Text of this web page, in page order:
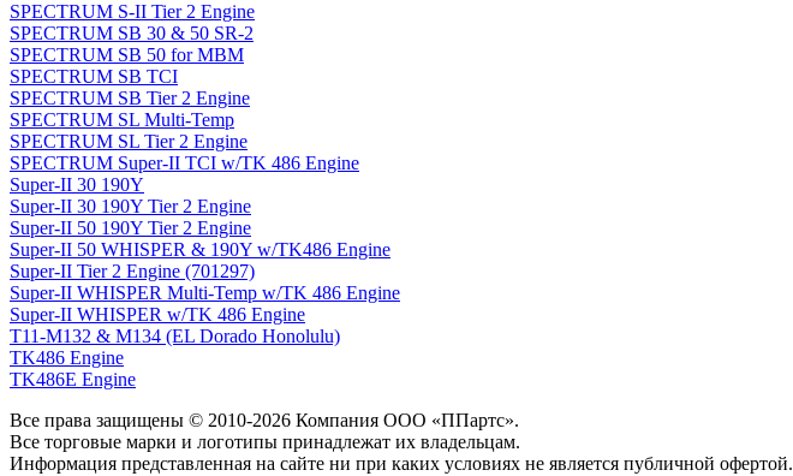
SPECTRUM S-II Tier 2 Engine
SPECTRUM SB 30 & 50 SR-2
SPECTRUM SB 50 for MBM
SPECTRUM SB TCI
SPECTRUM SB Tier 2 Engine
SPECTRUM SL Multi-Temp
SPECTRUM SL Tier 2 Engine
SPECTRUM Super-II TCI w/TK 486 Engine
Super-II 30 190Y
Super-II 30 190Y Tier 2 Engine
Super-II 50 190Y Tier 2 Engine
Super-II 50 WHISPER & 190Y w/TK486 Engine
Super-II Tier 2 Engine (701297)
Super-II WHISPER Multi-Temp w/TK 486 Engine
Super-II WHISPER w/TK 486 Engine
T11-M132 & M134 (EL Dorado Honolulu)
TK486 Engine
TK486E Engine
Все права защищены © 2010-2026 Компания ООО «ППартс».
Все торговые марки и логотипы принадлежат их владельцам.
Информация представленная на сайте ни при каких условиях не является публичной офертой.